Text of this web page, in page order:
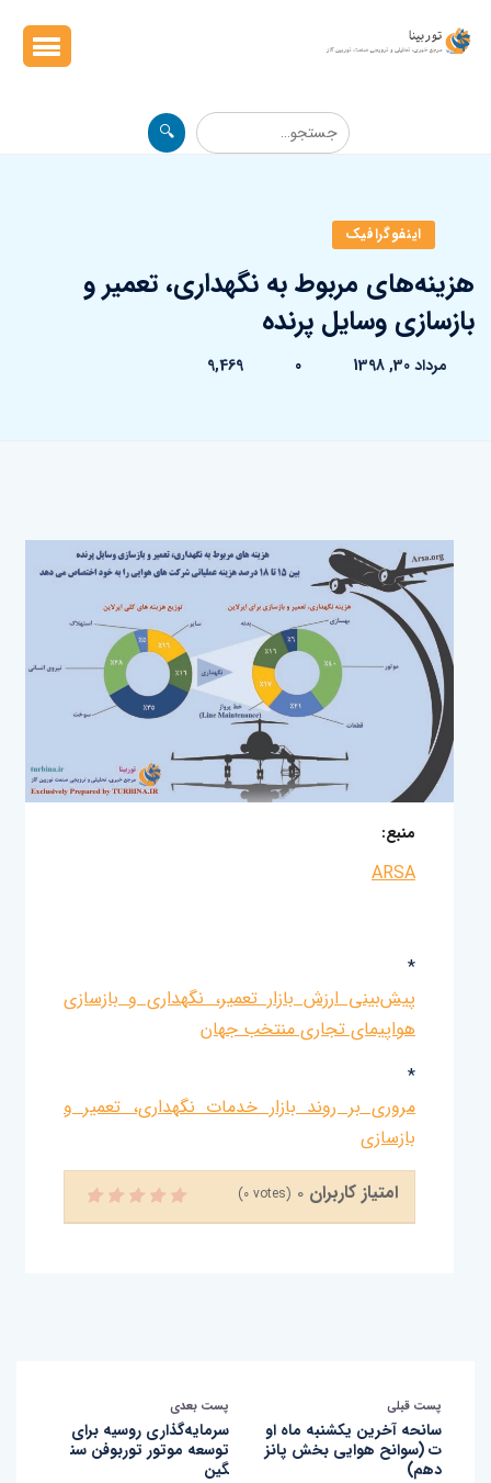
🔍
اینفوگرافیک
هزینه‌های مربوط به نگهداری، تعمیر و
بازسازی وسایل پرنده
مرداد 30, 1398 0
9,469
منبع:
ARSA
*
پیش‌بینی ارزش بازار تعمیر، نگهداری و بازسازی
هواپیمای تجاری منتخب جهان
*
مروری بر روند بازار خدمات نگهداری، تعمیر و
بازسازی
امتیاز کاربران 0
(0 votes)
پست قبلی
سانحه آخرین یکشنبه ماه او
ت (سوانح هوایی بخش پانز
دهم)
پست بعدی
سرمایه‌گذاری روسیه برای
توسعه موتور توربوفن سن
گین